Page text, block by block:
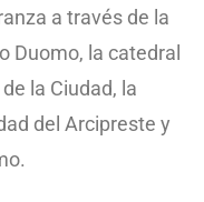
a través de la
Duomo, la catedral
la Ciudad, la
del Arcipreste y